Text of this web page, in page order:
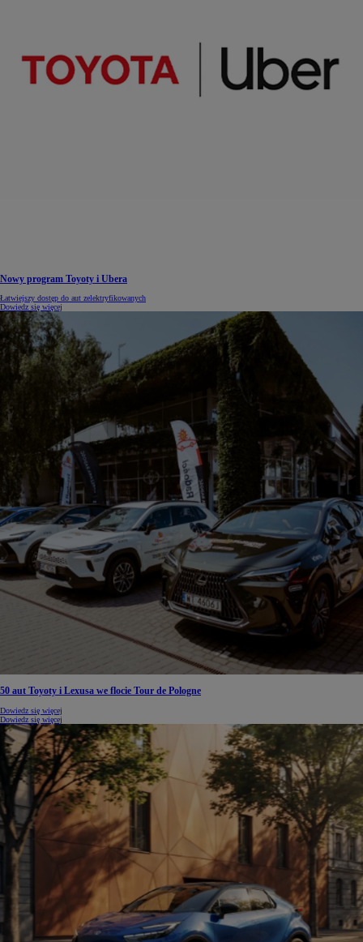
Nowy program Toyoty i Ubera
Łatwiejszy dostęp do aut zelektryfikowanych
Dowiedz się więcej
50 aut Toyoty i Lexusa we flocie Tour de Pologne
Dowiedz się więcej
Dowiedz się więcej